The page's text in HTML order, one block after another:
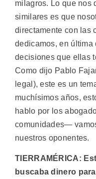
milagros. Lo que nos
similares es que
directamente con las
dedicamos, en última
decisiones que ellas
Como dijo Pablo
legal), este es un
muchísimos años,
hablo por los
comunidades—
nuestros oponentes.
TIERRAMÉRICA:
buscaba dinero